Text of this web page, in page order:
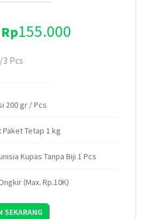
Rp155.000
/3 Pcs
200 gr / Pcs
Paket Tetap 1 kg
Kupas Tanpa Biji 1 Pcs
(Max. Rp.10K)
SEKARANG